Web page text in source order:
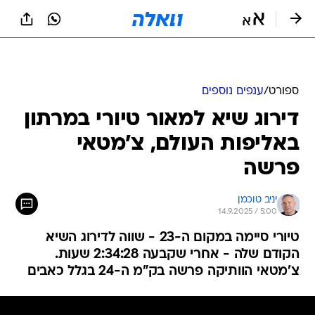
ספורט/ענפים נוספים
דירוג שיא למאור טיורי במרתון
באליפות העולם, צ'מטאי
פרשה
יניב טוכמן
14.9.2025 / 5:00
טיורי סיימה במקום ה-23 - שווה לדירוג השיא
הקודם שלה - אחרי שקבעה 2:34:28 שעות.
צ'מטאי הוותיקה פרשה בק"מ ה-24 בגלל כאבים